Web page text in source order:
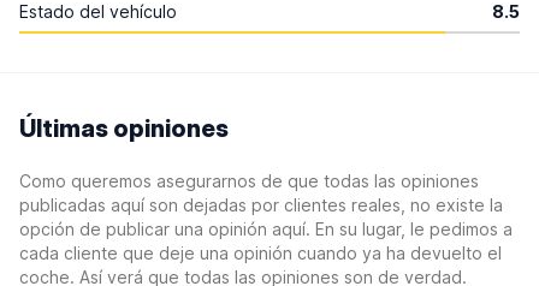
Estado del vehículo 8.5
Últimas opiniones
Como queremos asegurarnos de que todas las opiniones
publicadas aquí son dejadas por clientes reales, no existe la
opción de publicar una opinión aquí. En su lugar, le pedimos a
cada cliente que deje una opinión cuando ya ha devuelto el
coche. Así verá que todas las opiniones son de verdad.